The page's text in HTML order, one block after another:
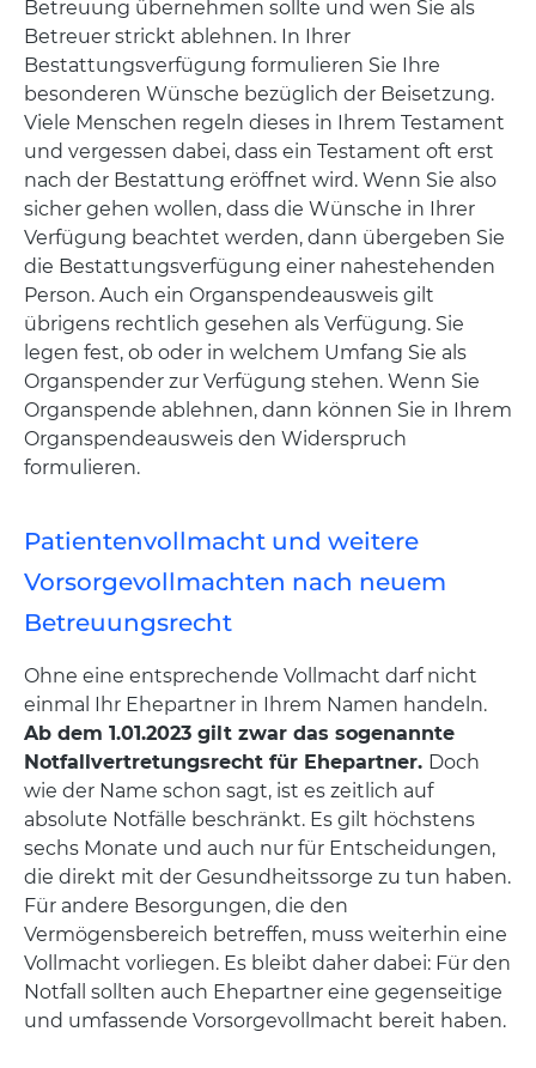
Betreuung übernehmen sollte und wen Sie als
Betreuer strickt ablehnen. In Ihrer
Bestattungsverfügung formulieren Sie Ihre
besonderen Wünsche bezüglich der Beisetzung.
Viele Menschen regeln dieses in Ihrem Testament
und vergessen dabei, dass ein Testament oft erst
nach der Bestattung eröffnet wird. Wenn Sie also
sicher gehen wollen, dass die Wünsche in Ihrer
Verfügung beachtet werden, dann übergeben Sie
die Bestattungsverfügung einer nahestehenden
Person. Auch ein Organspendeausweis gilt
übrigens rechtlich gesehen als Verfügung. Sie
legen fest, ob oder in welchem Umfang Sie als
Organspender zur Verfügung stehen. Wenn Sie
Organspende ablehnen, dann können Sie in Ihrem
Organspendeausweis den Widerspruch
formulieren.
Patientenvollmacht und weitere
Vorsorgevollmachten nach neuem
Betreuungsrecht
Ohne eine entsprechende Vollmacht darf nicht
einmal Ihr Ehepartner in Ihrem Namen handeln.
Ab dem 1.01.2023 gilt zwar das sogenannte
Notfallvertretungsrecht für Ehepartner. Doch
wie der Name schon sagt, ist es zeitlich auf
absolute Notfälle beschränkt. Es gilt höchstens
sechs Monate und auch nur für Entscheidungen,
die direkt mit der Gesundheitssorge zu tun haben.
Für andere Besorgungen, die den
Vermögensbereich betreffen, muss weiterhin eine
Vollmacht vorliegen. Es bleibt daher dabei: Für den
Notfall sollten auch Ehepartner eine gegenseitige
und umfassende Vorsorgevollmacht bereit haben.